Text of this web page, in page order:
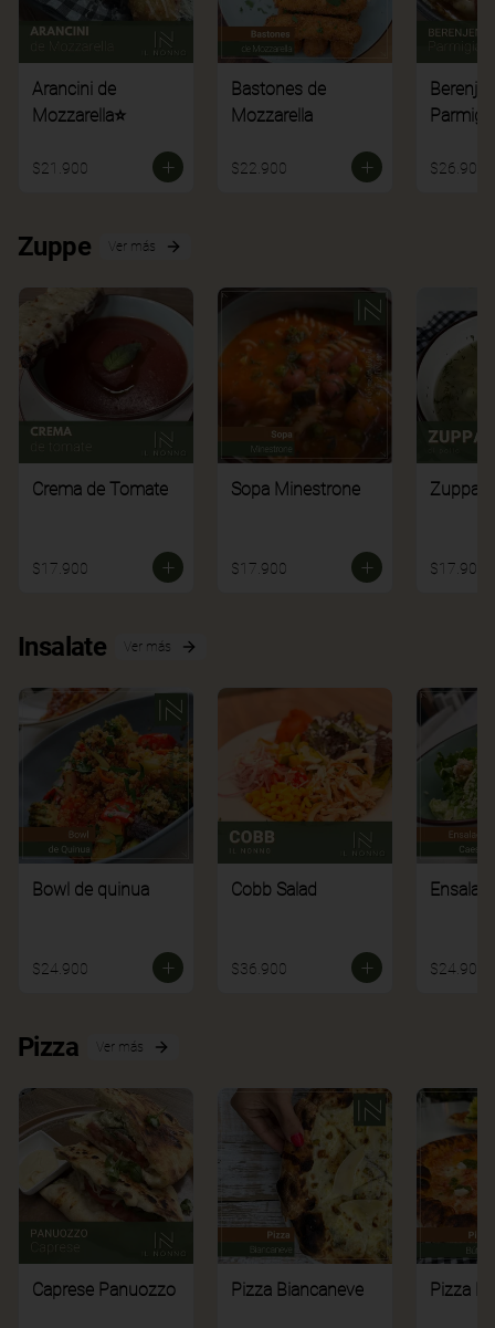
Arancini de
Mozzarella⭐
$21.900
Bastones de
Mozzarella
$22.900 $26.900
Zuppe Ver más
Crema de Tomate
$17.900
Sopa Minestrone
$17.900
Zuppa
$17.900
Insalate Ver más
Bowl de quinua
$24.900
Cobb Salad
$36.900 $24.900
Pizza Ver más
Caprese Panuozzo Pizza Biancaneve Pizza